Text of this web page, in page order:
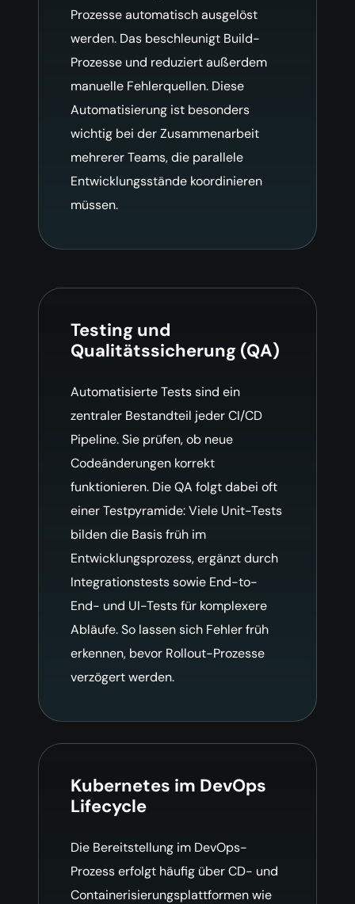
Prozesse automatisch ausgelöst
werden. Das beschleunigt Build-
Prozesse und reduziert außerdem
manuelle Fehlerquellen. Diese
Automatisierung ist besonders
wichtig bei der Zusammenarbeit
mehrerer Teams, die parallele
Entwicklungsstände koordinieren
müssen.
Testing und
Qualitätssicherung (QA)
Automatisierte Tests sind ein
zentraler Bestandteil jeder CI/CD
Pipeline. Sie prüfen, ob neue
Codeänderungen korrekt
funktionieren. Die QA folgt dabei oft
einer Testpyramide: Viele Unit-Tests
bilden die Basis früh im
Entwicklungsprozess, ergänzt durch
Integrationstests sowie End-to-
End- und UI-Tests für komplexere
Abläufe. So lassen sich Fehler früh
erkennen, bevor Rollout-Prozesse
verzögert werden.
Kubernetes im DevOps
Lifecycle
Die Bereitstellung im DevOps-
Prozess erfolgt häufig über CD- und
Containerisierungsplattformen wie